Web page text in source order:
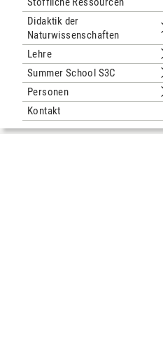
Didaktik der
Naturwissenschaften
Lehre
Summer School S3C
Personen
Kontakt